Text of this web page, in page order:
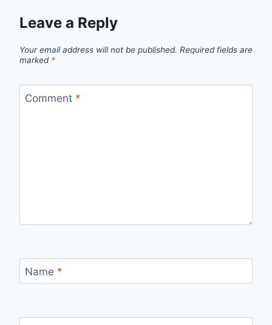
Leave a Reply
Your email address will not be published. Required fields are
marked *
Comment *
Name *